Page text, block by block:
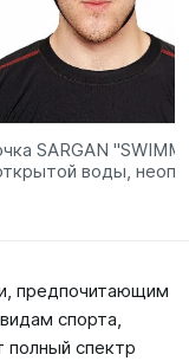
SARGAN
воды,
предпочитающим
спорта,
полный спектр